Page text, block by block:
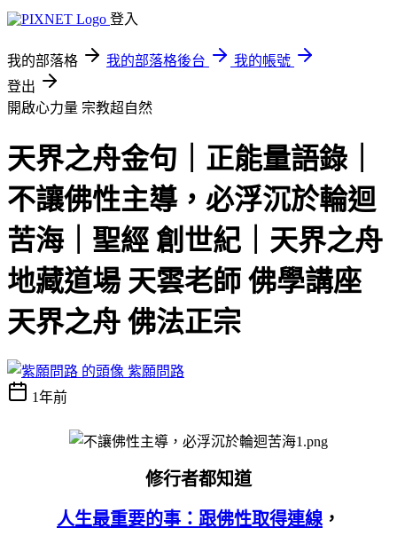
登入
我的部落格 我的部落格後台
我的帳號
登出
開啟心力量 宗教超自然
天界之舟金句｜正能量語錄｜
不讓佛性主導，必浮沉於輪迴
苦海｜聖經 創世紀｜天界之舟
地藏道場 天雲老師 佛學講座
天界之舟 佛法正宗
紫願問路
1年前
修行者都知道
人生最重要的事：跟佛性取得連線，